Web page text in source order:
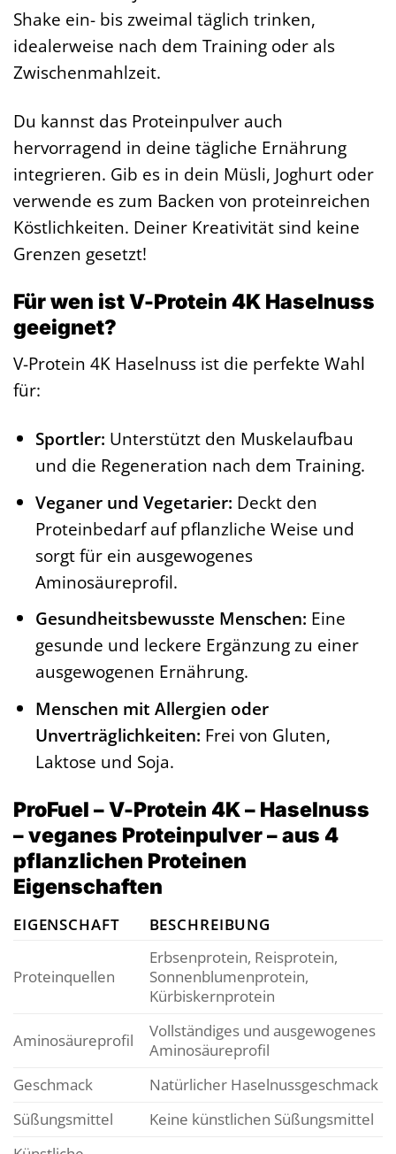
Shake ein- bis zweimal täglich trinken,
idealerweise nach dem Training oder als
Zwischenmahlzeit.
Du kannst das Proteinpulver auch
hervorragend in deine tägliche Ernährung
integrieren. Gib es in dein Müsli, Joghurt oder
verwende es zum Backen von proteinreichen
Köstlichkeiten. Deiner Kreativität sind keine
Grenzen gesetzt!
Für wen ist V-Protein 4K Haselnuss
geeignet?
V-Protein 4K Haselnuss ist die perfekte Wahl
für:
Sportler: Unterstützt den Muskelaufbau
und die Regeneration nach dem Training.
Veganer und Vegetarier: Deckt den
Proteinbedarf auf pflanzliche Weise und
sorgt für ein ausgewogenes
Aminosäureprofil.
Gesundheitsbewusste Menschen: Eine
gesunde und leckere Ergänzung zu einer
ausgewogenen Ernährung.
Menschen mit Allergien oder
Unverträglichkeiten: Frei von Gluten,
Laktose und Soja.
ProFuel – V-Protein 4K – Haselnuss
– veganes Proteinpulver – aus 4
pflanzlichen Proteinen
Eigenschaften
EIGENSCHAFT BESCHREIBUNG
Proteinquellen
Erbsenprotein, Reisprotein,
Sonnenblumenprotein,
Kürbiskernprotein
Aminosäureprofil
Vollständiges und ausgewogenes
Aminosäureprofil
Geschmack
Natürlicher Haselnussgeschmack
Süßungsmittel
Keine künstlichen Süßungsmittel